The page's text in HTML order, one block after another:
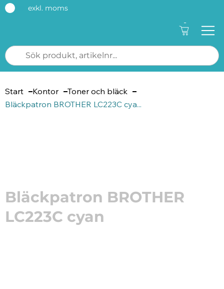
exkl. moms
-
Start Kontor
Toner och bläck
Bläckpatron BROTHER LC223C cya...
Bläckpatron BROTHER
LC223C cyan